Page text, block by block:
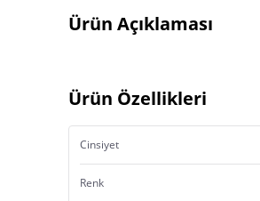
Ürün Açıklaması
Ürün Özellikleri
Cinsiyet
Renk